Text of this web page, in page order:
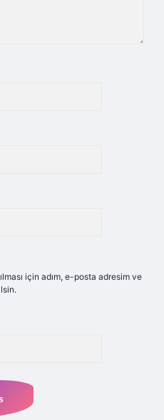
için adım, e-posta adresim ve